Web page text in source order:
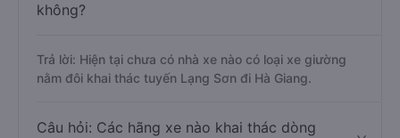
không?
Trả lời: Hiện tại chưa có nhà xe nào có loại xe giường
nằm đôi khai thác tuyến Lạng Sơn đi Hà Giang.
Câu hỏi: Các hãng xe nào khai thác dòng